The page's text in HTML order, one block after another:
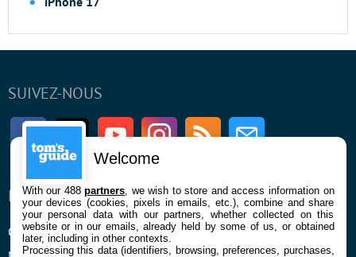
SUIVEZ-NOUS
FacebookTwitter Youtube InstagramRSS Newsletter
ENTREPRISE
Qui sommes nous
À PROPOS
La rédaction
Welcome
With our 488partners , we wish to store and access information on
your devices (cookies, pixels in emails, etc.), combine and share
your personal data with our partners, whether collected on this
website or in our emails, already held by some of us, or obtained
later, including in other contexts.
Processing this data (identifiers, browsing, preferences, purchases,